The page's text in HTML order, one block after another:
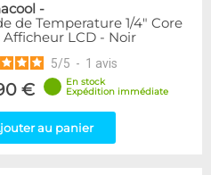
-
de Temperature 1/4" Core
Afficheur LCD - Noir
5/5 - 1 avis
€
En stock
Expédition immédiate
au panier